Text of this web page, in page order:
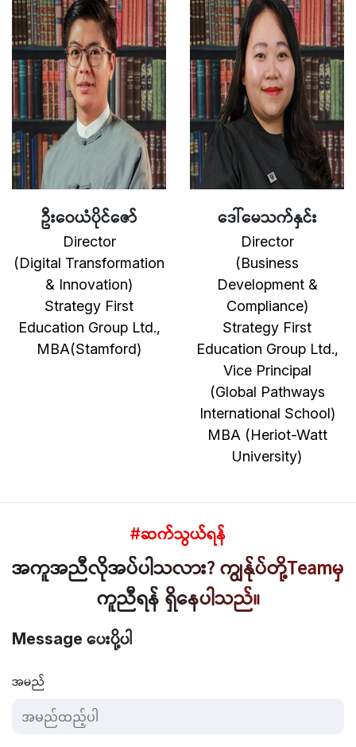
ဦးဝေယံပိုင်ဇော်
Director
(Digital Transformation
& Innovation)
Strategy First
Education Group Ltd.,
MBA(Stamford)
ဒေါ်မေသက်နှင်း
Director
(Business
Development &
Compliance)
Strategy First
Education Group Ltd.,
Vice Principal
(Global Pathways
International School)
MBA (Heriot-Watt
University)
#ဆက်သွယ်ရန်
အကူအညီလိုအပ်ပါသလား? ကျွန်ုပ်တို့Teamမှ
ကူညီရန် ရှိနေပါသည်။
Message ပေးပို့ပါ
အမည်